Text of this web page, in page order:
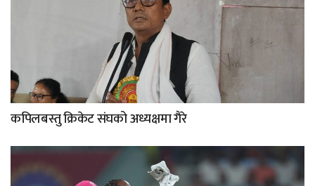
कपिलबस्तु क्रिकेट संघको अध्यक्षमा गैरे